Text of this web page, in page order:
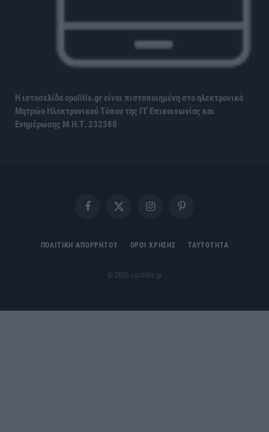
Η ιστοσελίδα opolitis.gr είναι πιστοποιημένη στο ηλεκτρονικό
Μητρώο Ηλεκτρονικού Τύπου της ΓΓ Επικοινωνίας και
Ενημέρωσης Μ.Η.Τ. 232380
FacebookX
InstagramPinterest
ΠΟΛΙΤΙΚΗ ΑΠΟΡΡΗΤΟΥ ΟΡΟΙ ΧΡΗΣΗΣ ΤΑΥΤΟΤΗΤΑ
© 2026 opolitis.gr